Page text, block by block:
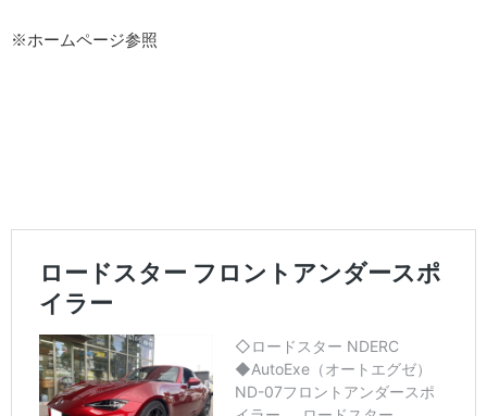
※ホームページ参照